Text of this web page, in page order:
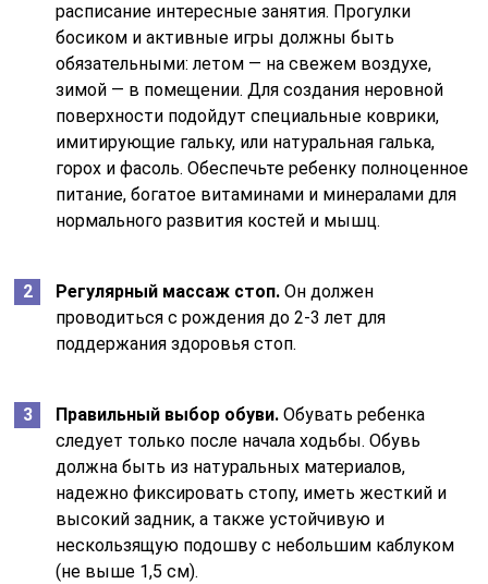
расписание интересные занятия. Прогулки
босиком и активные игры должны быть
обязательными: летом — на свежем воздухе,
зимой — в помещении. Для создания неровной
поверхности подойдут специальные коврики,
имитирующие гальку, или натуральная галька,
горох и фасоль. Обеспечьте ребенку полноценное
питание, богатое витаминами и минералами для
нормального развития костей и мышц.
Регулярный массаж стоп. Он должен
проводиться с рождения до 2-3 лет для
поддержания здоровья стоп.
Правильный выбор обуви. Обувать ребенка
следует только после начала ходьбы. Обувь
должна быть из натуральных материалов,
надежно фиксировать стопу, иметь жесткий и
высокий задник, а также устойчивую и
нескользящую подошву с небольшим каблуком
(не выше 1,5 см).